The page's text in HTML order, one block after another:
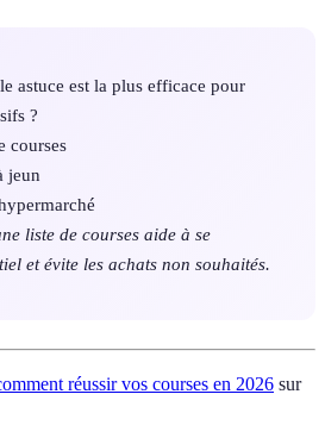
astuce est la plus efficace pour
?
courses
jeun
liste de courses aide à se
et évite les achats non souhaités.
réussir vos courses en 2026 sur